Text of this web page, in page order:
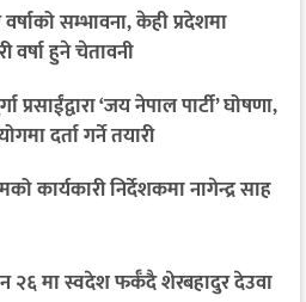
सम्भावना, केही प्रदेशमा
वर्षा हुने चेतावनी
‘जय नेपाल पार्टी’ घोषणा,
दर्ता गर्ने तयारी
कार्यकारी निर्देशकमा नागेन्द्र साह
२६ मा स्वदेश फर्कँदै शेरबहादुर देउवा